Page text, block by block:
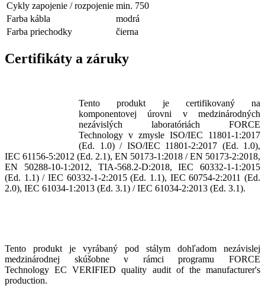
Cykly zapojenie / rozpojenie min. 750
Farba kábla
modrá
Farba priechodky
čierna
Certifikáty a záruky
Tento produkt je certifikovaný na
komponentovej úrovni v medzinárodných
nezávislých laboratóriách FORCE
Technology v zmysle ISO/IEC 11801-1:2017
(Ed. 1.0) / ISO/IEC 11801-2:2017 (Ed. 1.0),
IEC 61156-5:2012 (Ed. 2.1), EN 50173-1:2018 / EN 50173-2:2018,
EN 50288-10-1:2012, TIA-568.2-D:2018, IEC 60332-1-1:2015
(Ed. 1.1) / IEC 60332-1-2:2015 (Ed. 1.1), IEC 60754-2:2011 (Ed.
2.0), IEC 61034-1:2013 (Ed. 3.1) / IEC 61034-2:2013 (Ed. 3.1).
Tento produkt je vyrábaný pod stálym dohľadom nezávislej
medzinárodnej skúšobne v rámci programu FORCE
Technology EC VERIFIED quality audit of the manufacturer's
production.​